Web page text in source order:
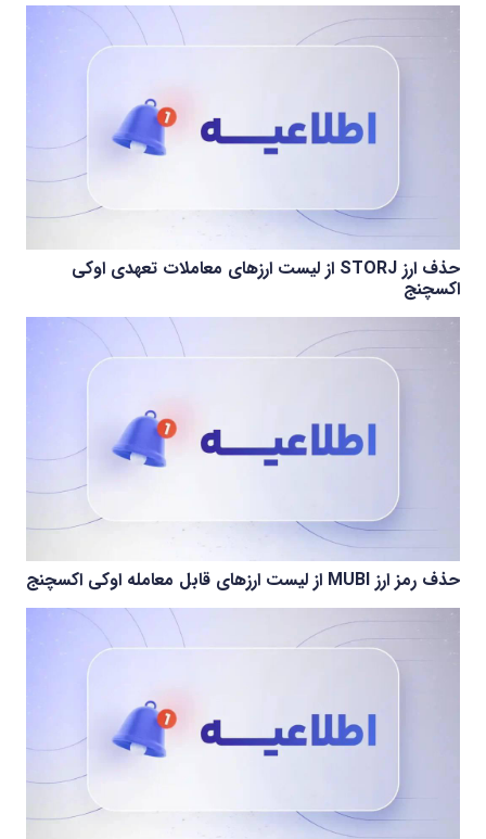
حذف ارز STORJ از لیست ارزهای معاملات تعهدی اوکی
اکسچنج
حذف رمز ارز MUBI از لیست ارزهای قابل معامله اوکی اکسچنج